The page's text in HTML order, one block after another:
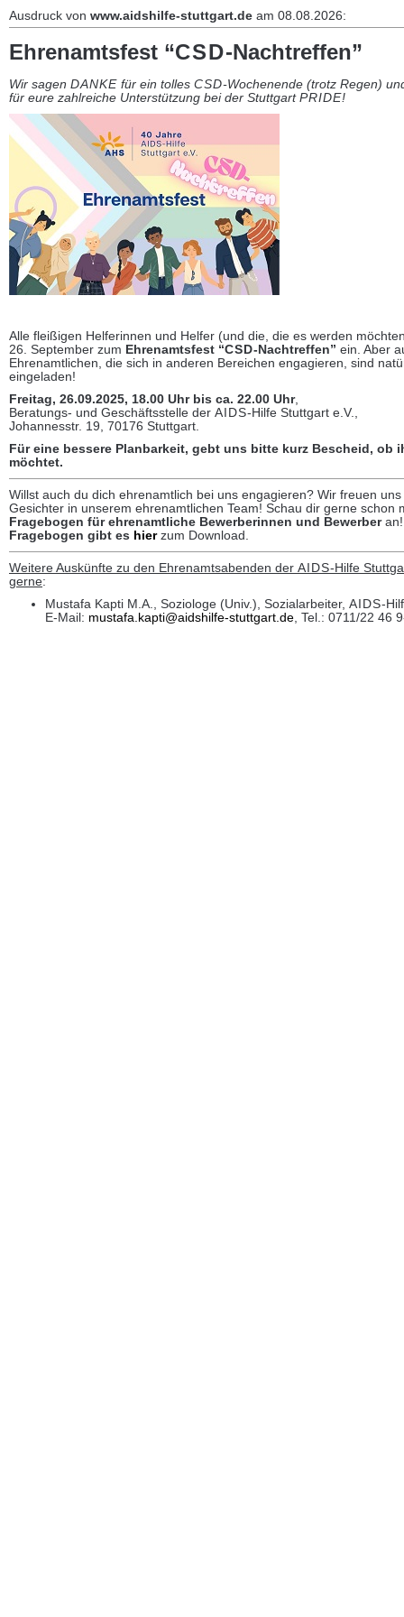
Ausdruck von www.aidshilfe-stuttgart.de am 08.08.2026:
Ehrenamtsfest “CSD-Nachtreffen”
Wir sagen DANKE für ein tolles CSD-Wochenende (trotz Regen)
für eure zahlreiche Unterstützung bei der Stuttgart PRIDE!
Alle fleißigen Helferinnen und Helfer (und die, die es werden
26. September zum Ehrenamtsfest “CSD-Nachtreffen” ein. Aber
Ehrenamtlichen, die sich in anderen Bereichen engagieren, sind
eingeladen!
Freitag, 26.09.2025, 18.00 Uhr bis ca. 22.00 Uhr,
Beratungs- und Geschäftsstelle der AIDS-Hilfe Stuttgart e.V.,
Johannesstr. 19, 70176 Stuttgart.
Für eine bessere Planbarkeit, gebt uns bitte kurz Bescheid, ob
möchtet.
Willst auch du dich ehrenamtlich bei uns engagieren? Wir freuen
Gesichter in unserem ehrenamtlichen Team! Schau dir gerne schon
Fragebogen für ehrenamtliche Bewerberinnen und Bewerber
Fragebogen gibt es hierzum Download.
Weitere Auskünfte zu den Ehrenamtsabenden der AIDS-Hilfe
gerne:
Mustafa Kapti M.A., Soziologe (Univ.), Sozialarbeiter, AIDS-
E-Mail: mustafa.kapti@aidshilfe-stuttgart.de , Tel.: 0711/22 46